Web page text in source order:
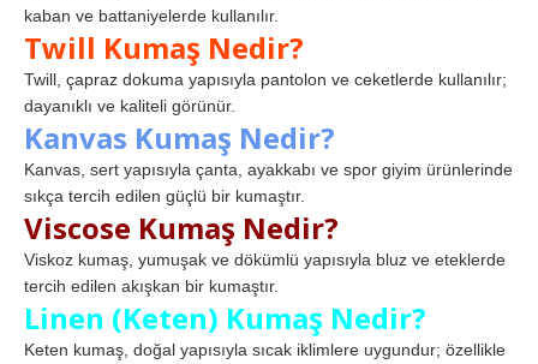
kaban ve battaniyelerde kullanılır.
Twill Kumaş Nedir?
Twill, çapraz dokuma yapısıyla pantolon ve ceketlerde kullanılır;
dayanıklı ve kaliteli görünür.
Kanvas Kumaş Nedir?
Kanvas, sert yapısıyla çanta, ayakkabı ve spor giyim ürünlerinde
sıkça tercih edilen güçlü bir kumaştır.
Viscose Kumaş Nedir?
Viskoz kumaş, yumuşak ve dökümlü yapısıyla bluz ve eteklerde
tercih edilen akışkan bir kumaştır.
Linen (Keten) Kumaş Nedir?
Keten kumaş, doğal yapısıyla sıcak iklimlere uygundur; özellikle